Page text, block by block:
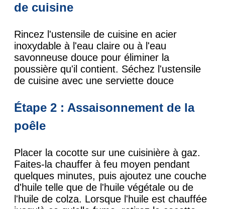
de cuisine
Rincez l'ustensile de cuisine en acier
inoxydable à l'eau claire ou à l'eau
savonneuse douce pour éliminer la
poussière qu'il contient. Séchez l'ustensile
de cuisine avec une serviette douce
Étape 2 : Assaisonnement de la
poêle
Placer la cocotte sur une cuisinière à gaz.
Faites-la chauffer à feu moyen pendant
quelques minutes, puis ajoutez une couche
d'huile telle que de l'huile végétale ou de
l'huile de colza. Lorsque l'huile est chauffée